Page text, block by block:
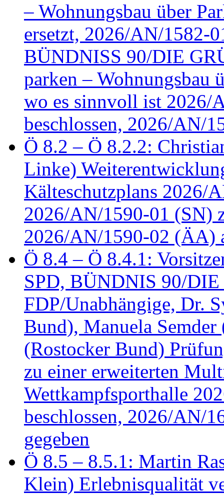
– Wohnungsbau über
ersetzt, 2026/AN/1582-
BÜNDNISS 90/DIE
parken – Wohnungsbau
wo es sinnvoll ist 2026/
beschlossen, 2026/AN/
Ö 8.2 – Ö 8.2.2:
Linke)
Kälteschutzplans 2026/
2026/AN/1590-01 (SN)
2026/AN/1590-02 (ÄA)
Ö 8.4 – Ö 8.4.1:
SPD, BÜNDNIS 90/
FDP/Unabhängige, Dr.
Bund), Manuela
(Rostocker Bund)
zu einer erweiterten
Wettkampfsporthalle
beschlossen, 2026/AN/
gegeben
Ö 8.5 – 8.5.1: Martin
Klein) Erlebnisqualität